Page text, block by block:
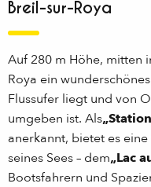
Breil-sur-Roya
Auf 280 m Höhe, mitten
Roya ein
Flussufer liegt und von
umgeben ist. Als
anerkannt, bietet es
seines Sees – dem„Lac
Bootsfahrern und